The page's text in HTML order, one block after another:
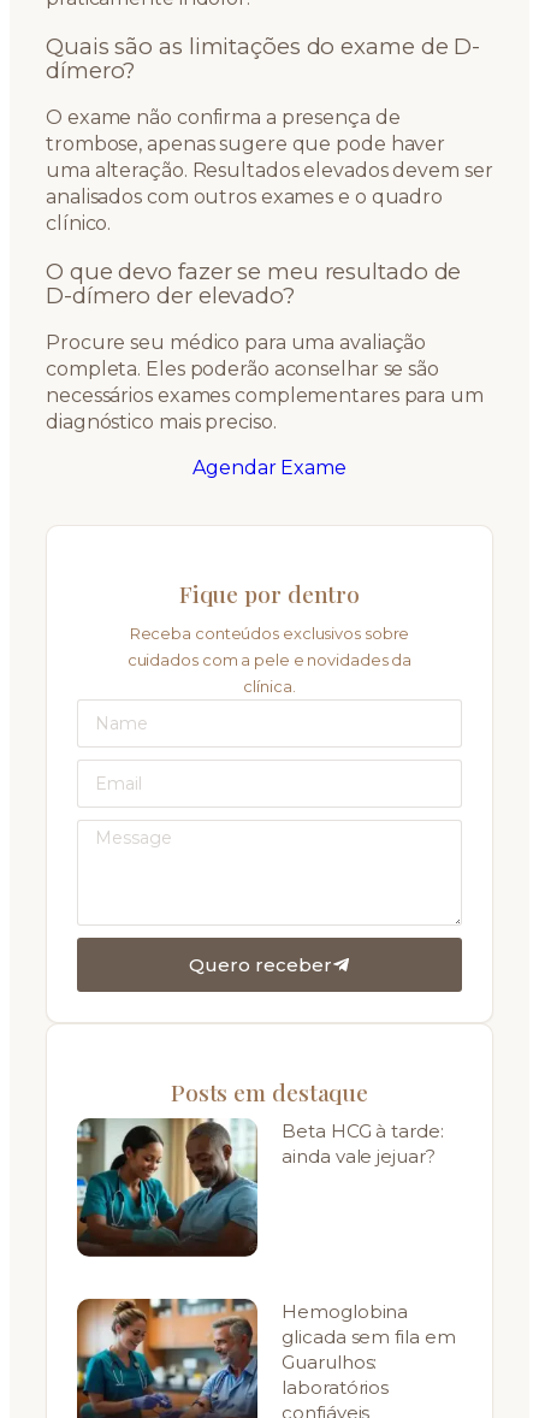
Quais são as limitações do exame de D-
dímero?
O exame não confirma a presença de
trombose, apenas sugere que pode haver
uma alteração. Resultados elevados devem ser
analisados com outros exames e o quadro
clínico.
O que devo fazer se meu resultado de
D-dímero der elevado?
Procure seu médico para uma avaliação
completa. Eles poderão aconselhar se são
necessários exames complementares para um
diagnóstico mais preciso.
Agendar Exame
Fique por dentro
Receba conteúdos exclusivos sobre
cuidados com a pele e novidades da
clínica.
Quero receber
Posts em destaque
Beta HCG à tarde:
ainda vale jejuar?
Hemoglobina
glicada sem fila em
Guarulhos:
laboratórios
confiáveis